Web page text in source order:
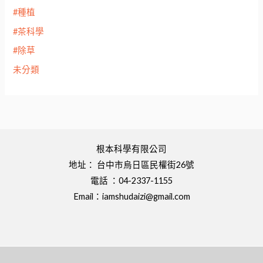
#種植
#茶科學
#除草
未分類
根本科學有限公司
地址： 台中市烏日區民權街26號
電話 ：04-2337-1155
Email： iamshudaizi@gmail.com